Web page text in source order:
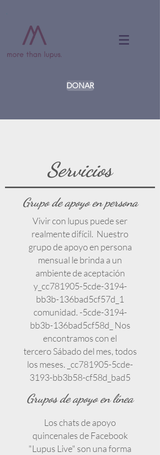
DONAR
Servicios
Grupo de apoyo en persona
Vivir con lupus puede ser
realmente difícil. Nuestro
grupo de apoyo en persona
mensual le brinda a un
ambiente de aceptación
y_cc781905-5cde-3194-
bb3b-136bad5cf57d_1
comunidad. -5cde-3194-
bb3b-136bad5cf58d_ Nos
encontramos con el
tercero Sábado del mes, todos
los meses. _cc781905-5cde-
3193-bb3b58-cf58d_bad5
Grupos de apoyo en línea
Los chats de apoyo
quincenales de Facebook
"Lupus Live" son una forma